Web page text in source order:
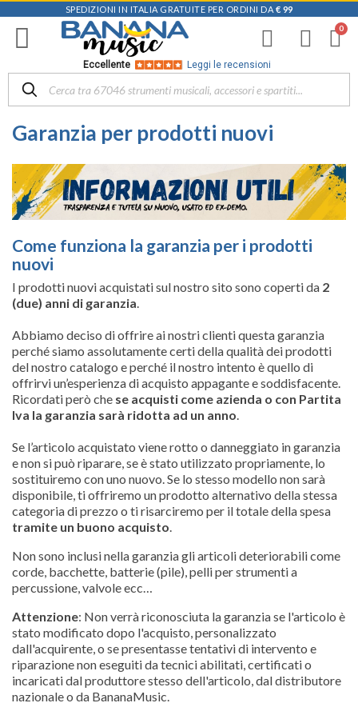
SPEDIZIONI IN ITALIA GRATUITE PER ORDINI DA € 99
Eccellente Leggi le recensioni
Garanzia per prodotti nuovi
Come funziona la garanzia per i prodotti
nuovi
I prodotti nuovi acquistati sul nostro sito sono coperti da 2
(due) anni di garanzia
Abbiamo deciso di offrire ai nostri clienti questa garanzia
perché siamo assolutamente certi della qualità dei prodotti
del nostro catalogo e perché il nostro intento è quello di
offrirvi un’esperienza di acquisto appagante e soddisfacente.
Ricordati però che se acquisti come azienda o con Partita
Iva la garanzia sarà ridotta ad un anno
Se l’articolo acquistato viene rotto o danneggiato in garanzia
e non si può riparare, se è stato utilizzato propriamente, lo
sostituiremo con uno nuovo. Se lo stesso modello non sarà
disponibile, ti offriremo un prodotto alternativo della stessa
categoria di prezzo o ti risarciremo per il totale della spesa
tramite un buono acquisto
Non sono inclusi nella garanzia gli articoli deteriorabili come
corde, bacchette, batterie (pile), pelli per strumenti a
percussione, valvole ecc…
Attenzione: Non verrà riconosciuta la garanzia se l'articolo è
stato modificato dopo l'acquisto, personalizzato
dall'acquirente, o se presentasse tentativi di intervento e
riparazione non eseguiti da tecnici abilitati, certificati o
incaricati dal produttore stesso dell'articolo, dal distributore
nazionale o da BananaMusic.